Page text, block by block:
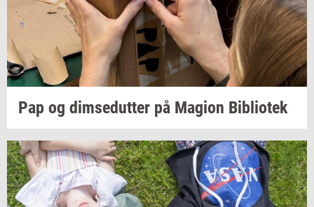
Pap og dim­se­dut­ter på Magion Bi­bli­o­tek